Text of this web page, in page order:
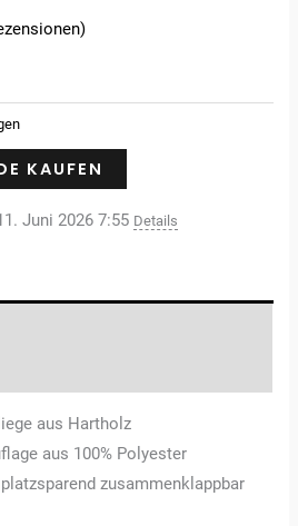
KAUFEN
Juni 2026 7:55 Details
aus Hartholz
aus 100% Polyester
zusammenklappbar